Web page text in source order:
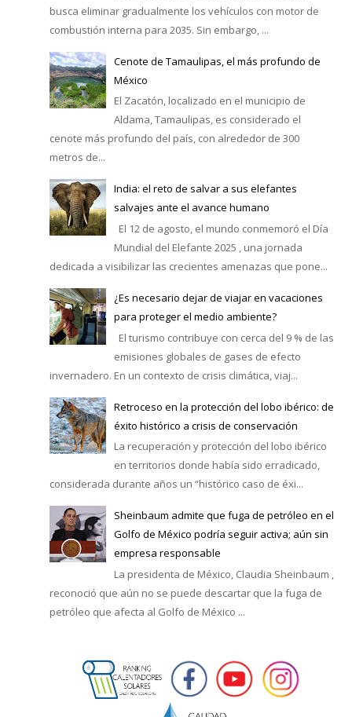
busca eliminar gradualmente los vehículos con motor de
combustión interna para 2035. Sin embargo, ...
Cenote de Tamaulipas, el más profundo de
México
El Zacatón, localizado en el municipio de
Aldama, Tamaulipas, es considerado el
cenote más profundo del país, con alrededor de 300
metros de...
India: el reto de salvar a sus elefantes
salvajes ante el avance humano
El 12 de agosto, el mundo conmemoró el Día
Mundial del Elefante 2025 , una jornada
dedicada a visibilizar las crecientes amenazas que pone...
¿Es necesario dejar de viajar en vacaciones
para proteger el medio ambiente?
El turismo contribuye con cerca del 9 % de las
emisiones globales de gases de efecto
invernadero. En un contexto de crisis climática, viaj...
Retroceso en la protección del lobo ibérico: de
éxito histórico a crisis de conservación
La recuperación y protección del lobo ibérico
en territorios donde había sido erradicado,
considerada durante años un “histórico caso de éxi...
Sheinbaum admite que fuga de petróleo en el
Golfo de México podría seguir activa; aún sin
empresa responsable
La presidenta de México, Claudia Sheinbaum ,
reconoció que aún no se puede descartar que la fuga de
petróleo que afecta al Golfo de México ...